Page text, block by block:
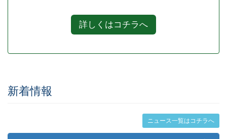
詳しくはコチラへ
新着情報
ニュース一覧はコチラへ